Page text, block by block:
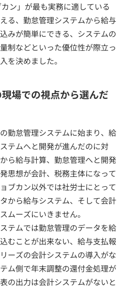
ン」が最も実務に適している
る、勤怠管理システムから給与
みが簡単にできる、システムの
制などといった優位性が際立っ
を決めました。
場での視点から選んだ
勤怠管理システムに始まり、給
テムへと開発が進んだのに対
ら給与計算、勤怠管理へと開発
思想が会計、税務主体になって
ブカン以外では社労士にとって
から給与システム、そして会計
ムーズにいきません。
テムでは勤怠管理のデータを給
むことが出来ない、給与支払報
ーズの会計システムの導入がな
ム側で年末調整の還付金処理が
の出力は会計システムがないと